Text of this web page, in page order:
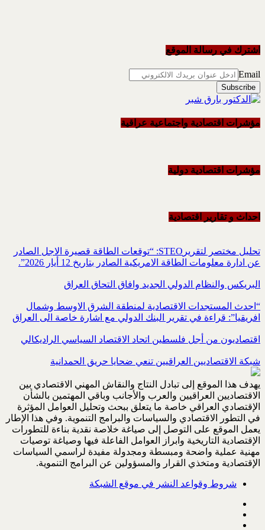
اشترك في رسالة الموقع
Email
مؤشرات اقتصادية واجتماعية عراقية
مؤشرات اقتصادية دولية
احداث و تقاریر اقتصادیة
تحليل مختصر لتقريرSTEO‏: “توقعات الطاقة قصيرة الاجل الصادر
عن ادارة معلومات الطاقة الامريكية ‏الصادر بتاريخ 12 أيار 2026”.‏
البريكس والنظام الدولي الجديد وافاق التحاق العراق
“احدث المستجدات الاقتصادية لمنطقة الشرق الاوسط وشمال
افريقيا”: قراءة في تقرير البنك الدولي مع اشارة خاصة الى العراق
اقتصاديون من أجل فلسطين اتحاد الاقتصاد السياسي الراديكالي
شبكة الاقتصاديين العراقيين تنعي ضحايا حريق الحمدانية
يهدف هذا الموقع إلى تبادل النتاج والنقاش المهني الاقتصادي بين
الاقتصاديين العراقيين والعرب والأجانب وباقي المهتمين بالشأن
الإقتصادي العراقي خاصة ما يتعلق ببحث وتحليل العوامل المؤثرة
في التطور الاقتصادي والسياسات والبرامج التنموية. وفي هذا الإطار
يعمل الموقع على التوصل إلى صياغة خلاصة نقدية بناءة للتطورات
الإقتصادية التاريخية وابراز العوامل الفاعلة فيها وصياغة توصيات
مهنية عملية واضحة ومبسطة ومجدولة مفيدة لراسمي السياسات
الإقتصادية ومتخذي القرار والمسؤولين عن البرامج التنموية.
شروط وقواعد النشر في موقع الشبكة